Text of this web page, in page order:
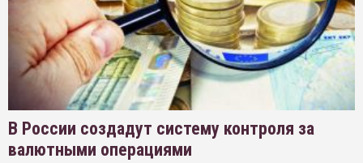
В России создадут систему контроля за
валютными операциями